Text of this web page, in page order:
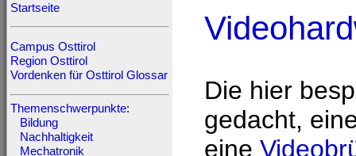
Startseite
Campus Osttirol
Region Osttirol
Vordenken für Osttirol Glossar
Themenschwerpunkte:
Bildung
Nachhaltigkeit
Mechatronik
Die hier
gedacht,
eine